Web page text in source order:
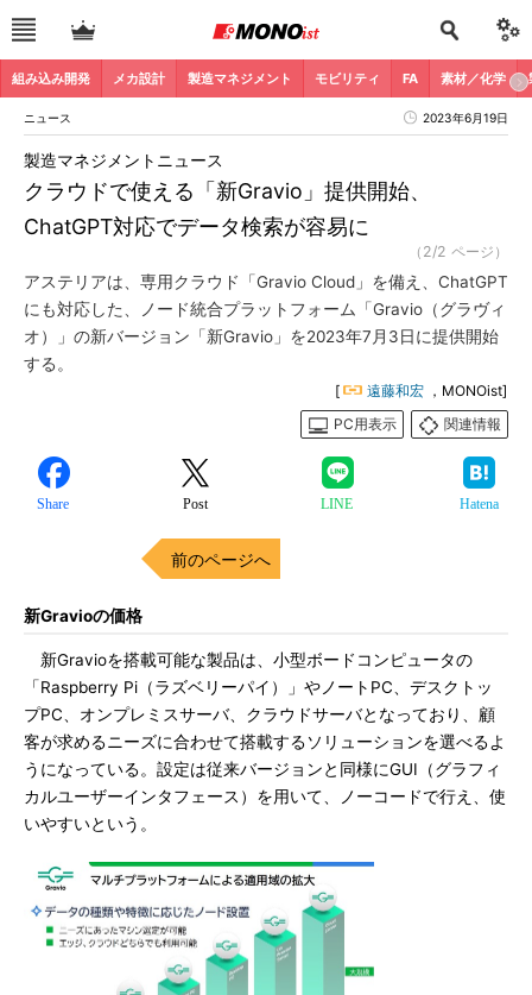
組み込み開発 メカ設計 製造マネジメント モビリティ FA 素材／化学
ニュース 2023年6月19日
クラウドで使える「新Gravio」提供開始、
ChatGPT対応でデータ検索が容易に
製造マネジメントニュース
（2/2 ページ）
アステリアは、専用クラウド「Gravio Cloud」を備え、ChatGPT
にも対応した、ノード統合プラットフォーム「Gravio（グラヴィ
オ）」の新バージョン「新Gravio」を2023年7月3日に提供開始
する。
[ 遠藤和宏 ，MONOist]
PC用表示
関連情報
Share Post LINE Hatena
前のページへ
新Gravioの価格
新Gravioを搭載可能な製品は、小型ボードコンピュータの
「Raspberry Pi（ラズベリーパイ）」やノートPC、デスクトッ
プPC、オンプレミスサーバ、クラウドサーバとなっており、顧
客が求めるニーズに合わせて搭載するソリューションを選べるよ
うになっている。設定は従来バージョンと同様にGUI（グラフィ
カルユーザーインタフェース）を用いて、ノーコードで行え、使
いやすいという。